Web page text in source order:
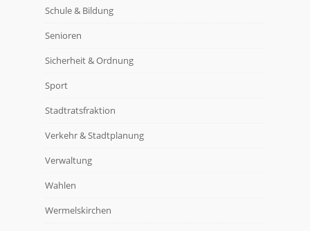
Schule & Bildung
Senioren
Sicherheit & Ordnung
Sport
Stadtratsfraktion
Verkehr & Stadtplanung
Verwaltung
Wahlen
Wermelskirchen